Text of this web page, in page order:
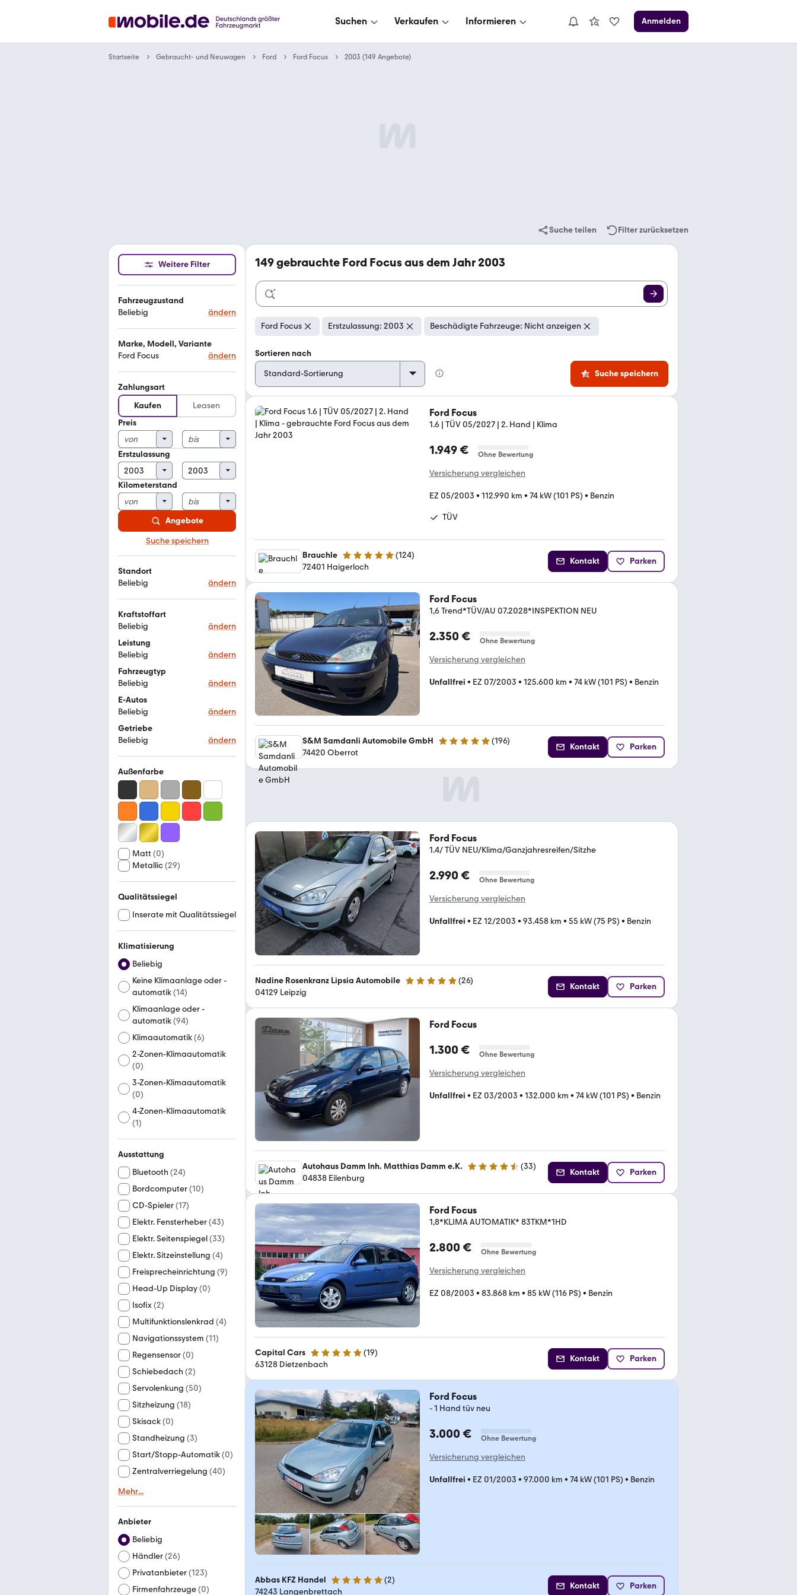
Suchen Verkaufen Informieren Anmelden
Startseite Gebraucht- und Neuwagen Ford Ford Focus 2003 (149 Angebote)
Suche teilen Filter zurücksetzen
Weitere Filter
Fahrzeugzustand
Beliebig
ändern
Marke, Modell, Variante
Ford Focus
ändern
Zahlungsart
Kaufen
Leasen
Preis
Erstzulassung
Kilometerstand
Angebote
Suche speichern
Standort
Beliebig
ändern
Kraftstoffart
Beliebig
ändern
Leistung
Beliebig
ändern
Fahrzeugtyp
Beliebig
ändern
E-Autos
Beliebig
ändern
Getriebe
Beliebig
ändern
Außenfarbe
Matt (0)
Metallic(29)
Qualitätssiegel
Inserate mit Qualitätssiegel
Klimatisierung
Beliebig
Keine Klimaanlage oder -
automatik(14)
Klimaanlage oder -
automatik(94)
Klimaautomatik(6)
2-Zonen-Klimaautomatik
(0)
3-Zonen-Klimaautomatik
(0)
4-Zonen-Klimaautomatik
(1)
Ausstattung
Bluetooth (24)
Bordcomputer(10)
CD-Spieler(17)
Elektr. Fensterheber(43)
Elektr. Seitenspiegel(33)
Elektr. Sitzeinstellung (4)
Freisprecheinrichtung (9)
Head-Up Display(0)
Isofix(2)
Multifunktionslenkrad (4)
Navigationssystem (11)
Regensensor(0)
Schiebedach (2)
Servolenkung (50)
Sitzheizung (18)
Skisack(0)
Standheizung (3)
Start/Stopp-Automatik(0)
Zentralverriegelung (40)
Mehr...
Anbieter
Beliebig
Händler(26)
Privatanbieter(123)
Firmenfahrzeuge(0)
149gebrauchte Ford Focus aus dem Jahr 2003
Ford Focus Erstzulassung: 2003 Beschädigte Fahrzeuge: Nicht anzeigen
Sortieren nach
Suche speichern
Ford Focus
1.6 | TÜV 05/2027 | 2. Hand | Klima
1.949 € Ohne Bewertung
Versicherung vergleichen
EZ 05/2003 • 112.990 km • 74 kW (101 PS) • Benzin
TÜV
Brauchle 4.9 Sterne (124)
72401 Haigerloch
Kontakt Parken
Ford Focus
1,6 Trend*TÜV/AU 07.2028*INSPEKTION NEU
2.350 € Ohne Bewertung
Versicherung vergleichen
Unfallfrei • EZ 07/2003 • 125.600 km • 74 kW (101 PS) • Benzin
S&M Samdanli Automobile GmbH 5 Sterne (196)
74420 Oberrot
Kontakt Parken
Ford Focus
1.4/ TÜV NEU/Klima/Ganzjahresreifen/Sitzhe
2.990 € Ohne Bewertung
Versicherung vergleichen
Unfallfrei • EZ 12/2003 • 93.458 km • 55 kW (75 PS) • Benzin
Nadine Rosenkranz Lipsia Automobile 5 Sterne (26)
04129 Leipzig
Kontakt Parken
Ford Focus
1.300 € Ohne Bewertung
Versicherung vergleichen
Unfallfrei • EZ 03/2003 • 132.000 km • 74 kW (101 PS) • Benzin
Autohaus Damm Inh. Matthias Damm e.K. 4.7 Sterne (33)
04838 Eilenburg
Kontakt Parken
Ford Focus
1,8*KLIMA AUTOMATIK* 83TKM*1HD
2.800 € Ohne Bewertung
Versicherung vergleichen
EZ 08/2003 • 83.868 km • 85 kW (116 PS) • Benzin
Capital Cars 4.9 Sterne (19)
63128 Dietzenbach
Kontakt Parken
Ford Focus
- 1 Hand tüv neu
3.000 € Ohne Bewertung
Versicherung vergleichen
Unfallfrei • EZ 01/2003 • 97.000 km • 74 kW (101 PS) • Benzin
Abbas KFZ Handel 5 Sterne (2)
74243 Langenbrettach
Kontakt Parken